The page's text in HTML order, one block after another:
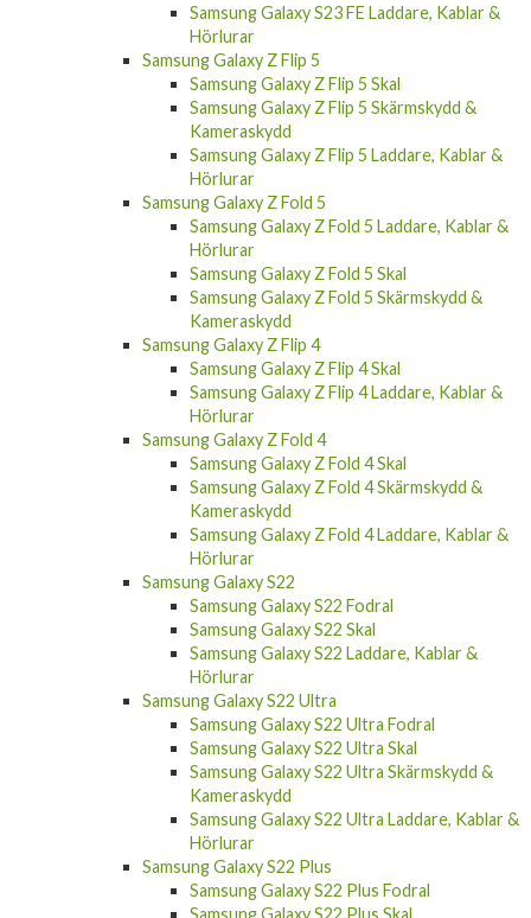
Samsung Galaxy S23 FE Laddare, Kablar &
Hörlurar
Samsung Galaxy Z Flip 5
Samsung Galaxy Z Flip 5 Skal
Samsung Galaxy Z Flip 5 Skärmskydd &
Kameraskydd
Samsung Galaxy Z Flip 5 Laddare, Kablar &
Hörlurar
Samsung Galaxy Z Fold 5
Samsung Galaxy Z Fold 5 Laddare, Kablar &
Hörlurar
Samsung Galaxy Z Fold 5 Skal
Samsung Galaxy Z Fold 5 Skärmskydd &
Kameraskydd
Samsung Galaxy Z Flip 4
Samsung Galaxy Z Flip 4 Skal
Samsung Galaxy Z Flip 4 Laddare, Kablar &
Hörlurar
Samsung Galaxy Z Fold 4
Samsung Galaxy Z Fold 4 Skal
Samsung Galaxy Z Fold 4 Skärmskydd &
Kameraskydd
Samsung Galaxy Z Fold 4 Laddare, Kablar &
Hörlurar
Samsung Galaxy S22
Samsung Galaxy S22 Fodral
Samsung Galaxy S22 Skal
Samsung Galaxy S22 Laddare, Kablar &
Hörlurar
Samsung Galaxy S22 Ultra
Samsung Galaxy S22 Ultra Fodral
Samsung Galaxy S22 Ultra Skal
Samsung Galaxy S22 Ultra Skärmskydd &
Kameraskydd
Samsung Galaxy S22 Ultra Laddare, Kablar &
Hörlurar
Samsung Galaxy S22 Plus
Samsung Galaxy S22 Plus Fodral
Samsung Galaxy S22 Plus Skal